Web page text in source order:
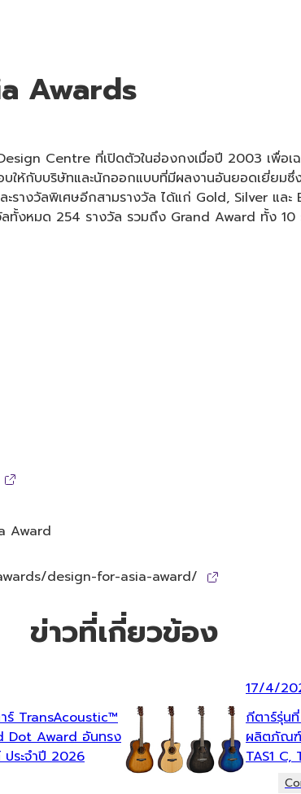
Awards
Centre ที่เปิดตัวในฮ่องกงเมื่อปี 2003 เพื่อเ
ห้กับบริษัทและนักออกแบบที่มีผลงานอันยอดเยี่ยมซึ่
างวัลพิเศษอีกสามรางวัล ได้แก่ Gold, Silver แล
ทั้งหมด 254 รางวัล รวมถึง Grand Award ทั้ง 10
Award
design-for-asia-award/
ข่าวที่เกี่ยวข้อง
ร์ TransAcoustic™
Dot Award อันทรง
ระจำปี 2026
17/4/
กีตาร์รุ่น
ผลิตภัณฑ์
TAS1 C,